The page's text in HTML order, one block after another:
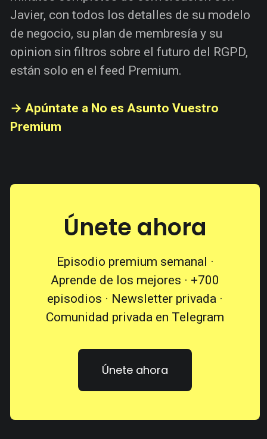
Javier, con todos los detalles de su modelo
de negocio, su plan de membresía y su
opinion sin filtros sobre el futuro del RGPD,
están solo en el feed Premium.
→ Apúntate a No es Asunto Vuestro
Premium
Únete ahora
Episodio premium semanal ·
Aprende de los mejores · +700
episodios · Newsletter privada ·
Comunidad privada en Telegram
Únete ahora